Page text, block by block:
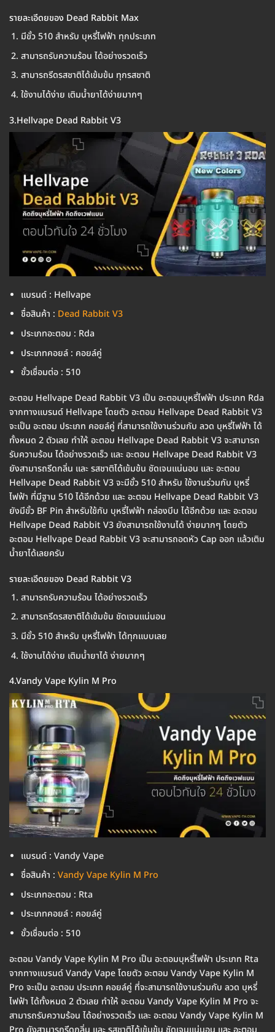
รายละเอีดยของ Dead Rabbit Max
มีขั้ว 510 สำหรับ บุหรี่ไฟฟ้า ทุกประเภท
สามารถรับความร้อน ได้อย่างรวดเร็ว
สามารถรีดรสชาติได้เข้มข้น ทุกรสชาติ
ใช้งานได้ง่าย เติมน้ำยาได้ง่ายมากๆ
3.Hellvape Dead Rabbit V3
แบรนด์ : Hellvape
ชื่อสินค้า : Dead Rabbit V3
ประเภทอะตอม : Rda
ประเภทคอยล์ : คอยล์คู่
ขั้วเชื่อมต่อ : 510
อะตอม Hellvape Dead Rabbit V3 เป็น อะตอมบุหรี่ไฟฟ้า ประเภท Rda
จากทางแบรนด์ Hellvape โดยตัว อะตอม Hellvape Dead Rabbit V3
จะเป็น อะตอม ประเภท คอยล์คู่ ที่สามารถใช้งานร่วมกับ ลวด บุหรี่ไฟฟ้า ได้
ทั้งหมด 2 ตัวเลย ทำให้ อะตอม Hellvape Dead Rabbit V3 จะสามารถ
รับความร้อน ได้อย่างรวดเร็ว และ อะตอม Hellvape Dead Rabbit V3
ยังสามารถรีดกลิ่น และ รสชาติได้เข้มข้น ชัดเจนแน่นอน และ อะตอม
Hellvape Dead Rabbit V3 จะมีขั้ว 510 สำหรับ ใช้งานร่วมกับ บุหรี่
ไฟฟ้า ที่มีฐาน 510 ได้อีกด้วย และ อะตอม Hellvape Dead Rabbit V3
ยังมีขั้ว BF Pin สำหรับใช้กับ บุหรี่ไฟฟ้า กล่องบีบ ได้อีกด้วย และ อะตอม
Hellvape Dead Rabbit V3 ยังสามารถใช้งานได้ ง่ายมากๆ โดยตัว
อะตอม Hellvape Dead Rabbit V3 จะสามารถอดหัว Cap ออก แล้วเติม
น้ำยาได้เลยครับ
รายละเอีดยของ Dead Rabbit V3
สามารถรับความร้อน ได้อย่างรวดเร็ว
สามารถรีดรสชาติได้เข้มข้น ชัดเจนแน่นอน
มีขั้ว 510 สำหรับ บุหรี่ไฟฟ้า ได้ทุกแบบเลย
ใช้งานได้ง่าย เติมน้ำยาได้ ง่ายมากๆ
4.Vandy Vape Kylin M Pro
แบรนด์ : Vandy Vape
ชื่อสินค้า : Vandy Vape Kylin M Pro
ประเภทอะตอม : Rta
ประเภทคอยล์ : คอยล์คู่
ขั้วเชื่อมต่อ : 510
อะตอม Vandy Vape Kylin M Pro เป็น อะตอมบุหรี่ไฟฟ้า ประเภท Rta
จากทางแบรนด์ Vandy Vape โดยตัว อะตอม Vandy Vape Kylin M
Pro จะเป็น อะตอม ประเภท คอยล์คู่ ที่จะสามารถใช้งานร่วมกับ ลวด บุหรี่
ไฟฟ้า ได้ทั้งหมด 2 ตัวเลย ทำให้ อะตอม Vandy Vape Kylin M Pro จะ
สามารถรับความร้อน ได้อย่างรวดเร็ว และ อะตอม Vandy Vape Kylin M